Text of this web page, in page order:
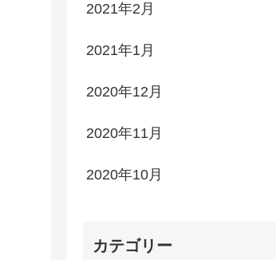
2021年2月
2021年1月
2020年12月
2020年11月
2020年10月
カテゴリー